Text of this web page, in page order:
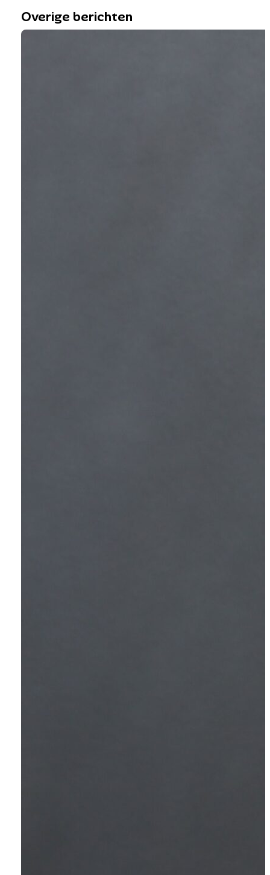
Overige berichten